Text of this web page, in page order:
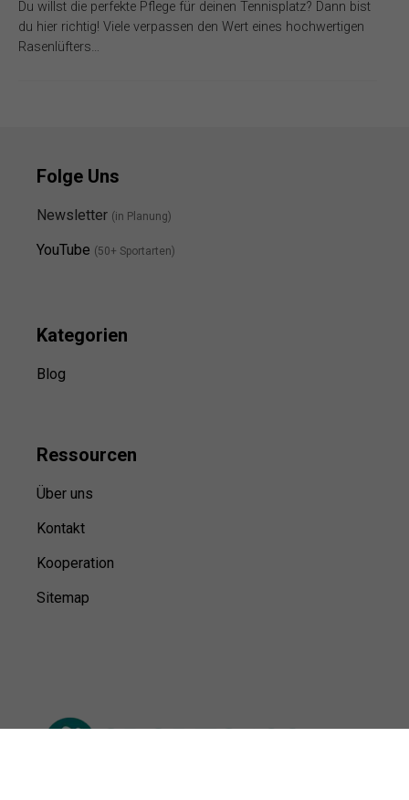
Du willst die perfekte Pflege für deinen Tennisplatz? Dann bist
du hier richtig! Viele verpassen den Wert eines hochwertigen
Rasenlüfters…
Folge Uns
Newsletter (in Planung)
YouTube (50+ Sportarten)
Kategorien
Blog
Ressourcen
Über uns
Kontakt
Kooperation
Sitemap